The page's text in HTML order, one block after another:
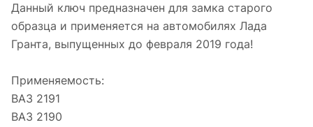
Данный ключ предназначен для замка старого
образца и применяется на автомобилях Лада
Гранта, выпущенных до февраля 2019 года!
Применяемость:
ВАЗ 2191
ВАЗ 2190